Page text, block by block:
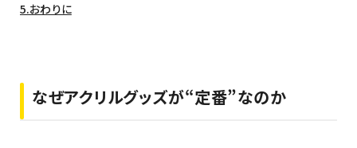
5.おわりに
なぜアクリルグッズが“定番”なのか